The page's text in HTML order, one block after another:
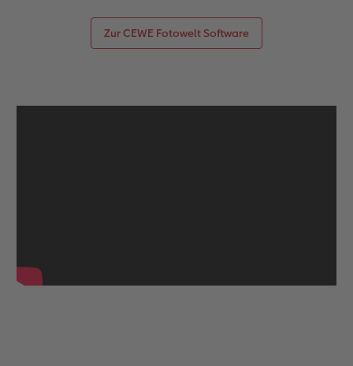
Zur CEWE Fotowelt Software